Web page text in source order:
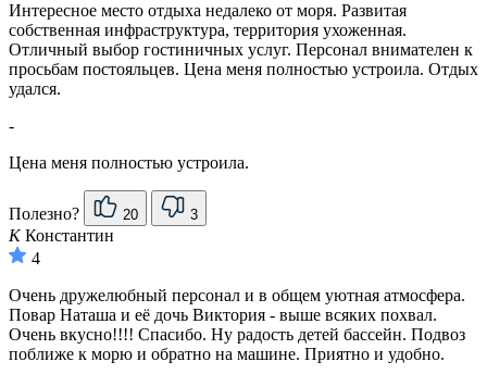
Интересное место отдыха недалеко от моря. Развитая
собственная инфраструктура, территория ухоженная.
Отличный выбор гостиничных услуг. Персонал внимателен к
просьбам постояльцев. Цена меня полностью устроила. Отдых
удался.
-
Цена меня полностью устроила.
Полезно? 20 3
ККонстантин
4
Очень дружелюбный персонал и в общем уютная атмосфера.
Повар Наташа и её дочь Виктория - выше всяких похвал.
Очень вкусно!!!! Спасибо. Ну радость детей бассейн. Подвоз
поближе к морю и обратно на машине. Приятно и удобно.